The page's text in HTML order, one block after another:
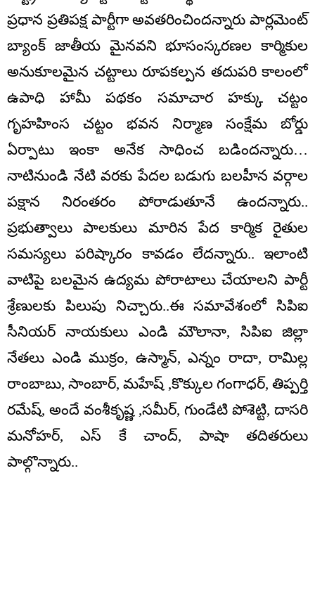
ప్రధాన ప్రతిపక్ష పార్టీగా అవతరించిందన్నారు పార్లమెంట్
బ్యాంక్ జాతీయ మైనవని భూసంస్కరణల కార్మికుల
అనుకూలమైన చట్టాలు రూపకల్పన తదుపరి కాలంలో
ఉపాధి హామీ పథకం సమాచార హక్కు చట్టం
గృహహింస చట్టం భవన నిర్మాణ సంక్షేమ బోర్డు
ఏర్పాటు ఇంకా అనేక సాధించ బడిందన్నారు…
నాటినుండి నేటి వరకు పేదల బడుగు బలహీన వర్గాల
పక్షాన నిరంతరం పోరాడుతూనే ఉందన్నారు..
ప్రభుత్వాలు పాలకులు మారిన పేద కార్మిక రైతుల
సమస్యలు పరిష్కారం కావడం లేదన్నారు.. ఇలాంటి
వాటిపై బలమైన ఉద్యమ పోరాటాలు చేయాలని పార్టీ
శ్రేణులకు పిలుపు నిచ్చారు..ఈ సమావేశంలో సిపిఐ
సీనియర్ నాయకులు ఎండి మౌలానా, సిపిఐ జిల్లా
నేతలు ఎండి ముక్రం, ఉస్మాన్, ఎన్నం రాదా, రామిల్ల
రాంబాబు, సాంబార్, మహేష్ ,కొక్కుల గంగాధర్, తిప్పర్తి
రమేష్, అందే వంశీకృష్ణ ,సమీర్, గుండేటి పోశెట్టి, దాసరి
మనోహర్, ఎస్ కే చాంద్, పాషా తదితరులు
పాల్గొన్నారు..